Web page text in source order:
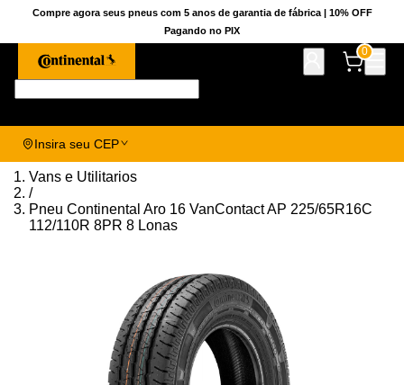
Compre agora seus pneus com 5 anos de garantia de fábrica | 10% OFF
Pagando no PIX
0
Insira seu CEP
Vans e Utilitarios
/
Pneu Continental Aro 16 VanContact AP 225/65R16C
112/110R 8PR 8 Lonas